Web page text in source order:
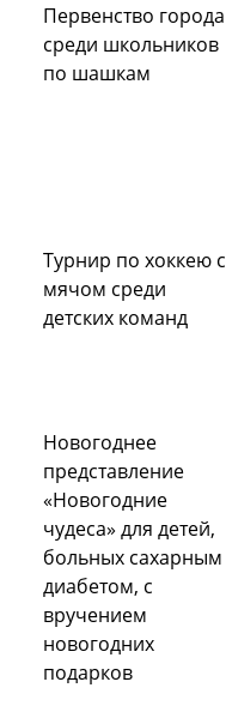
Первенство города
среди школьников
по шашкам
Турнир по хоккею с
мячом среди
детских команд
Новогоднее
представление
«Новогодние
чудеса» для детей,
больных сахарным
диабетом, с
вручением
новогодних
подарков